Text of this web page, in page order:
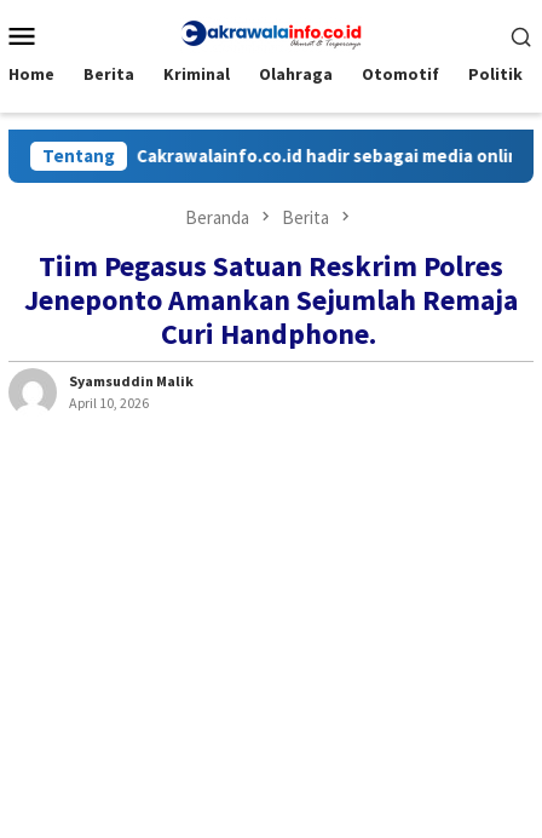
ke
Mobile
Home Berita Kriminal Olahraga Otomotif Politik
TentangCakrawalainfo.co.id hadir sebagai media online
Beranda Berita
Tiim Pegasus Satuan Reskrim Polres
Jeneponto Amankan Sejumlah Remaja
Curi Handphone.
Syamsuddin Malik
April 10, 2026